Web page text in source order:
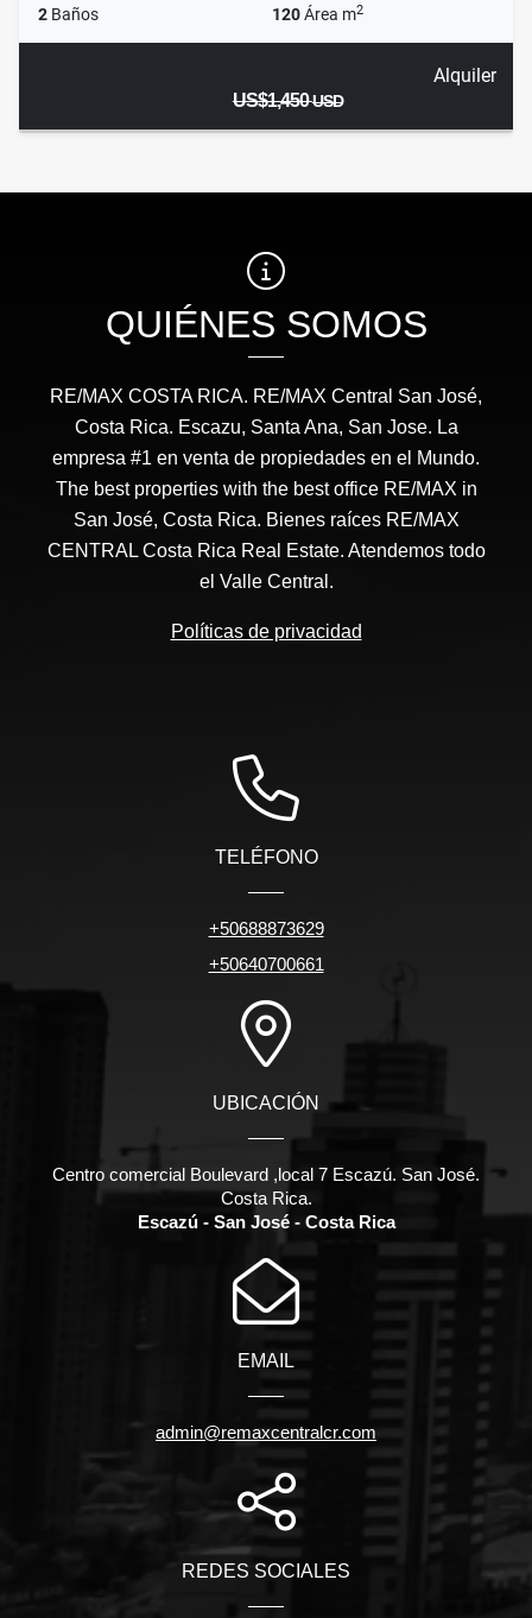
2 Baños 120Área m2
Alquiler
US$1,450USD
QUIÉNES SOMOS
RE/MAX COSTA RICA. RE/MAX Central San José,
Costa Rica. Escazu, Santa Ana, San Jose. La
empresa #1 en venta de propiedades en el Mundo.
The best properties with the best office RE/MAX in
San José, Costa Rica. Bienes raíces RE/MAX
CENTRAL Costa Rica Real Estate. Atendemos todo
el Valle Central.
Políticas de privacidad
TELÉFONO
+50688873629
+50640700661
UBICACIÓN
Centro comercial Boulevard ,local 7 Escazú. San José.
Costa Rica.
Escazú - San José - Costa Rica
EMAIL
admin@remaxcentralcr.com
REDES SOCIALES